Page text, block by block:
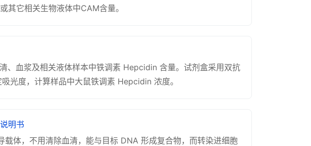
它相关生物液体中CAM含量。
、血浆及相关液体样本中铁调素 Hepcidin 含量。试剂盒采用双抗
光度，计算样品中大鼠铁调素 Hepcidin 浓度。
明书
体，不用清除血清，能与目标 DNA 形成复合物，而转染进细胞